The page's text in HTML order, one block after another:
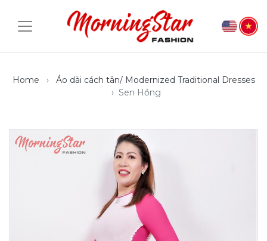
Home
Áo dài cách tân/ Modernized Traditional Dresses
Sen Hồng